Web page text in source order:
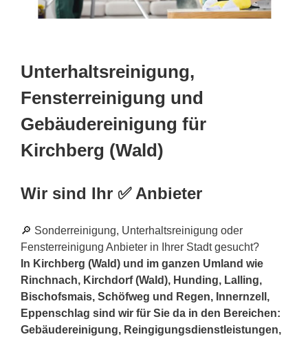
Unterhaltsreinigung,
Fensterreinigung und
Gebäudereinigung für
Kirchberg (Wald)
Wir sind Ihr ✅ Anbieter
🔎 Sonderreinigung, Unterhaltsreinigung oder
Fensterreinigung Anbieter in Ihrer Stadt gesucht?
In Kirchberg (Wald) und im ganzen Umland wie
Rinchnach, Kirchdorf (Wald), Hunding, Lalling,
Bischofsmais, Schöfweg und Regen, Innernzell,
Eppenschlag sind wir für Sie da in den Bereichen:
Gebäudereinigung, Reingigungsdienstleistungen,